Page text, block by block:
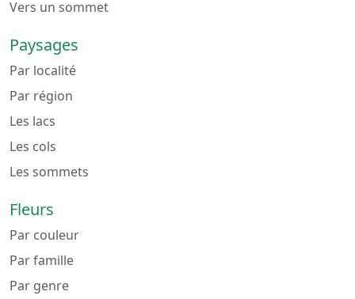
Vers un sommet
Paysages
Par localité
Par région
Les lacs
Les cols
Les sommets
Fleurs
Par couleur
Par famille
Par genre